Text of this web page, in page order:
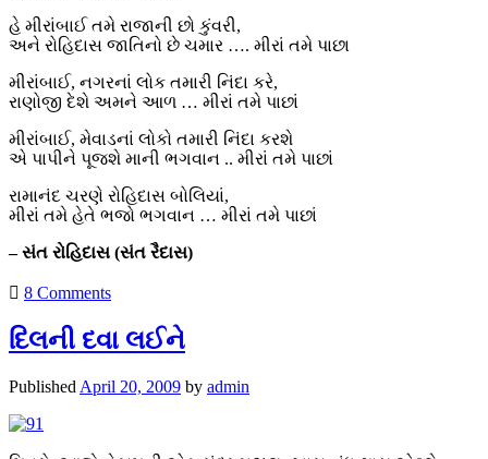
હે મીરાંબાઈ તમે રાજાની છો કુંવરી,
અને રોહિદાસ જાતિનો છે ચમાર …. મીરાં તમે પાછા
મીરાંબાઈ, નગરનાં લોક તમારી નિંદા કરે,
રાણોજી દેશે અમને આળ … મીરાં તમે પાછાં
મીરાંબાઈ, મેવાડનાં લોકો તમારી નિંદા કરશે
એ પાપીને પૂજશે માની ભગવાન .. મીરાં તમે પાછાં
રામાનંદ ચરણે રોહિદાસ બોલિયાં,
મીરાં તમે હેતે ભજો ભગવાન … મીરાં તમે પાછાં
– સંત રોહિદાસ (સંત રૈદાસ)
8 Comments
દિલની દવા લઈને
Published April 20, 2009 by admin